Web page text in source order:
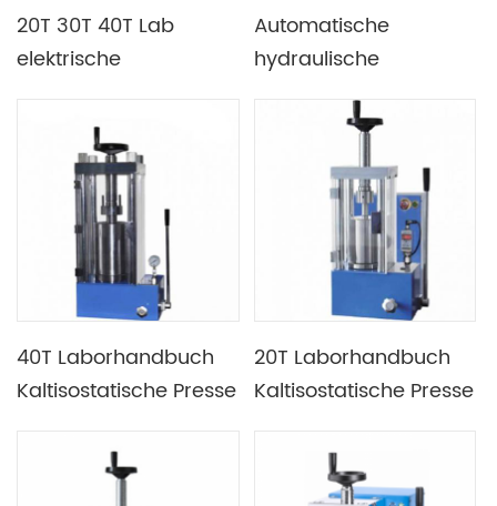
20T 30T 40T Lab
elektrische
zum Pulverpressen
Automatische
hydraulische
Laborpresse 20T-100T
programmierbarer
Steuerung
40T Laborhandbuch
Kaltisostatische Presse
Pressmaschine
20T Laborhandbuch
Kaltisostatische Presse
Pressmaschine